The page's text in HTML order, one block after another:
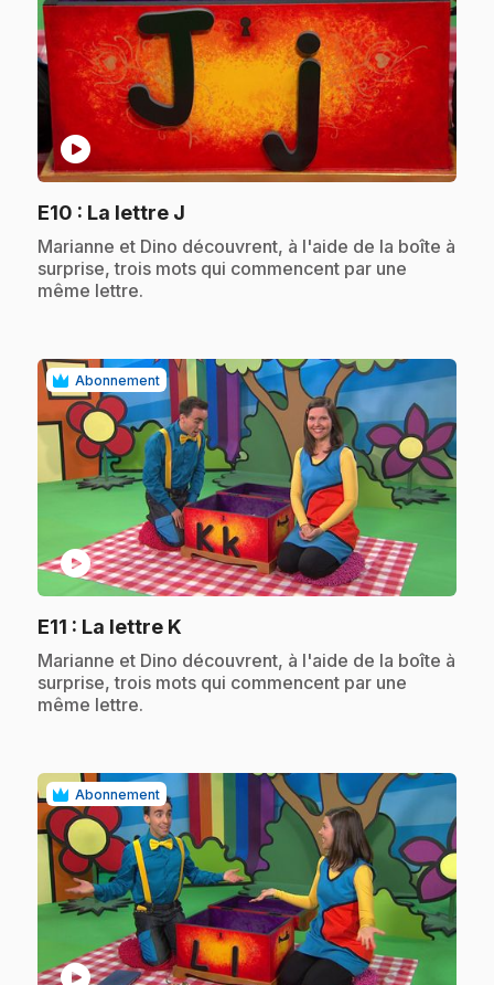
play_circle
E10 : La lettre J
.Marianne et Dino découvrent, à l'aide de la boîte à
surprise, trois mots qui commencent par une
même lettre.
Abonnement
play_circle
E11 : La lettre K
.Marianne et Dino découvrent, à l'aide de la boîte à
surprise, trois mots qui commencent par une
même lettre.
Abonnement